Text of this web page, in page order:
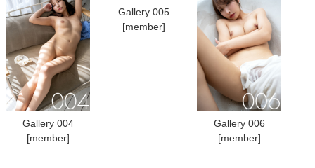
Gallery 004
[member]
Gallery 005
[member]
Gallery 006
[member]